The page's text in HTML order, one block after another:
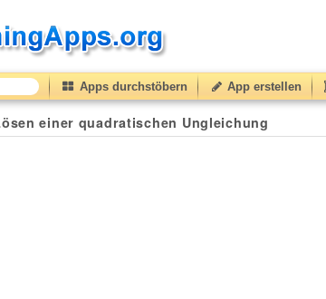
Apps durchstöbern App erstellen
einer quadratischen Ungleichung